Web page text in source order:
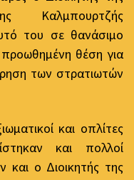
Καλμπουρτζής
του σε θανάσιμο
θέση για
των στρατιωτών
και οπλίτες
και πολλοί
και ο Διοικητής της